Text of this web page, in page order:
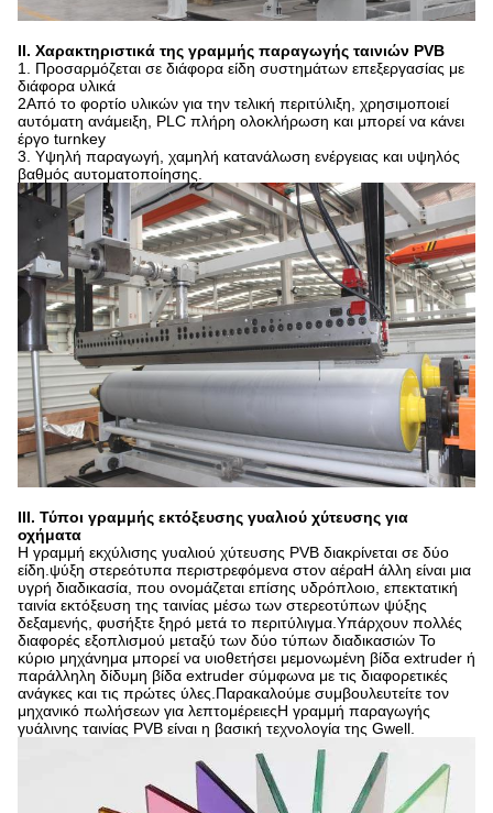
ΙΙ. Χαρακτηριστικά της γραμμής παραγωγής ταινιών PVB
1. Προσαρμόζεται σε διάφορα είδη συστημάτων επεξεργασίας με
διάφορα υλικά
2Από το φορτίο υλικών για την τελική περιτύλιξη, χρησιμοποιεί
αυτόματη ανάμειξη, PLC πλήρη ολοκλήρωση και μπορεί να κάνει
έργο turnkey
3. Υψηλή παραγωγή, χαμηλή κατανάλωση ενέργειας και υψηλός
βαθμός αυτοματοποίησης.
III. Τύποι γραμμής εκτόξευσης γυαλιού χύτευσης για
οχήματα
Η γραμμή εκχύλισης γυαλιού χύτευσης PVB διακρίνεται σε δύο
είδη.ψύξη στερεότυπα περιστρεφόμενα στον αέραΗ άλλη είναι μια
υγρή διαδικασία, που ονομάζεται επίσης υδρόπλοιο, επεκτατική
ταινία εκτόξευση της ταινίας μέσω των στερεοτύπων ψύξης
δεξαμενής, φυσήξτε ξηρό μετά το περιτύλιγμα.Υπάρχουν πολλές
διαφορές εξοπλισμού μεταξύ των δύο τύπων διαδικασιών Το
κύριο μηχάνημα μπορεί να υιοθετήσει μεμονωμένη βίδα extruder ή
παράλληλη δίδυμη βίδα extruder σύμφωνα με τις διαφορετικές
ανάγκες και τις πρώτες ύλες.Παρακαλούμε συμβουλευτείτε τον
μηχανικό πωλήσεων για λεπτομέρειεςΗ γραμμή παραγωγής
γυάλινης ταινίας PVB είναι η βασική τεχνολογία της Gwell.